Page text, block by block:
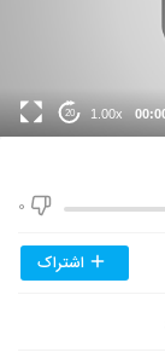
1.00x
20
0
اشتراک